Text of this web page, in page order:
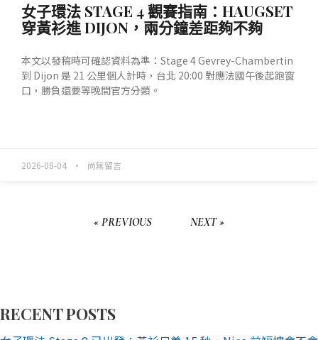
女子環法 STAGE 4 觀賽指南：HAUGSET
穿黃衫進 DIJON，兩分鐘差距夠不夠
本文以發稿時可確認資料為準：Stage 4 Gevrey-Chambertin
到 Dijon 是 21 公里個人計時，台北 20:00 對應法國午後起跑窗
口，勝負還要等晚間官方分類。
2026-08-04 尚無留言
« PREVIOUS NEXT »
RECENT POSTS